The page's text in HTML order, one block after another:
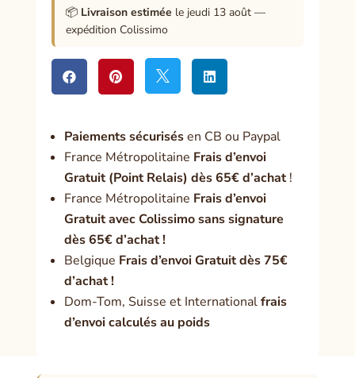
📦 Livraison estimée le jeudi 13 août —
expédition Colissimo
   
Paiements sécurisésen CB ou Paypal
France Métropolitaine Frais d’envoi
Gratuit (Point Relais) dès 65€ d’achat!
France Métropolitaine Frais d’envoi
Gratuit avec Colissimo sans signature
dès 65€ d’achat !
Belgique Frais d’envoi Gratuit dès 75€
d’achat !
Dom-Tom, Suisse et Internationalfrais
d’envoi calculés au poids